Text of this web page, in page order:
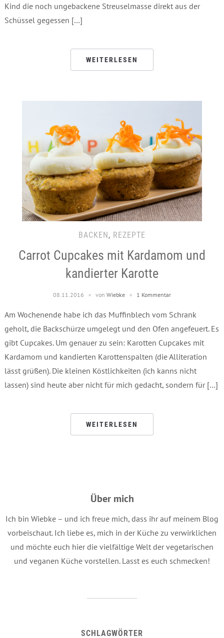
Kind die noch ungebackene Streuselmasse direkt aus der
Schüssel gegessen […]
WEITERLESEN
BACKEN, REZEPTE
Carrot Cupcakes mit Kardamom und
kandierter Karotte
08.11.2016 von Wiebke 1 Kommentar
Am Wochenende habe ich das Muffinblech vom Schrank
geholt, die Backschürze umgelegt und den Ofen angefeuert. Es
gibt Cupcakes. Um genauer zu sein: Karotten Cupcakes mit
Kardamom und kandierten Karottenspalten (die Alliteration
lässt grüßen). Die kleinen Köstlichkeiten (ich kanns nicht
lassen) sind heute aber nicht für mich gedacht, sondern für […]
WEITERLESEN
Über mich
Ich bin Wiebke – und ich freue mich, dass ihr auf meinem Blog
vorbeischaut. Ich liebe es, mich in der Küche zu verwirklichen
und möchte euch hier die vielfältige Welt der vegetarischen
und veganen Küche vorstellen. Lasst es euch schmecken!
SCHLAGWÖRTER